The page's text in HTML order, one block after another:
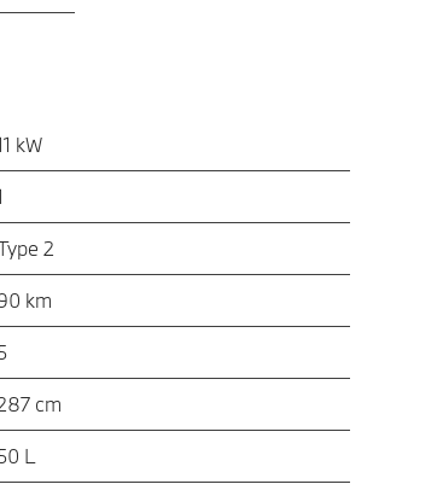
kW
2
km
cm
L